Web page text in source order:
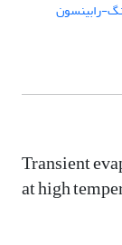
رابینسون
Transient
at high